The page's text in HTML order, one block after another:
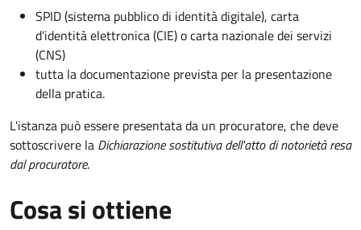
SPID (sistema pubblico di identità digitale), carta
d’identità elettronica (CIE) o carta nazionale dei servizi
(CNS)
tutta la documentazione prevista per la presentazione
della pratica.
L'istanza può essere presentata da un procuratore, che deve
sottoscrivere la Dichiarazione sostitutiva dell'atto di notorietà resa
dal procuratore.
Cosa si ottiene